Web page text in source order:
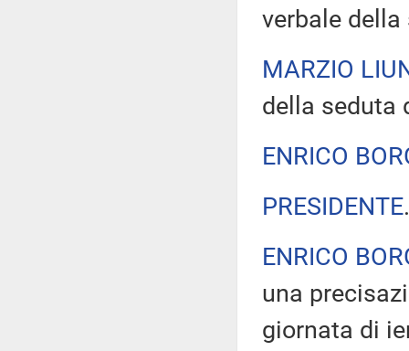
verbale della
MARZIO
della seduta
ENRICO
PRESIDENTE
ENRICO
una
giornata di